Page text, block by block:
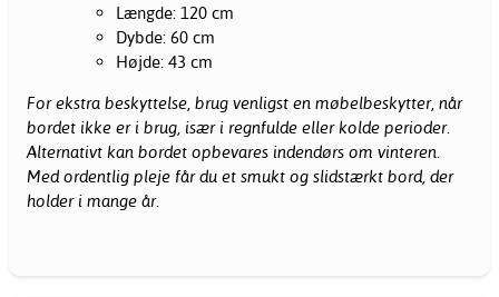
Længde: 120 cm
Dybde: 60 cm
Højde: 43 cm
For ekstra beskyttelse, brug venligst en møbelbeskytter, når
bordet ikke er i brug, især i regnfulde eller kolde perioder.
Alternativt kan bordet opbevares indendørs om vinteren.
Med ordentlig pleje får du et smukt og slidstærkt bord, der
holder i mange år.